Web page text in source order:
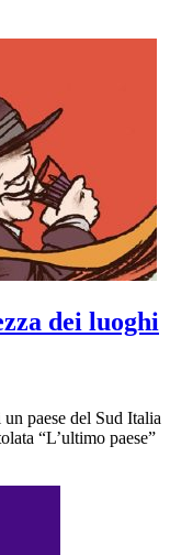
dei luoghi
paese del Sud Italia
“L’ultimo paese”